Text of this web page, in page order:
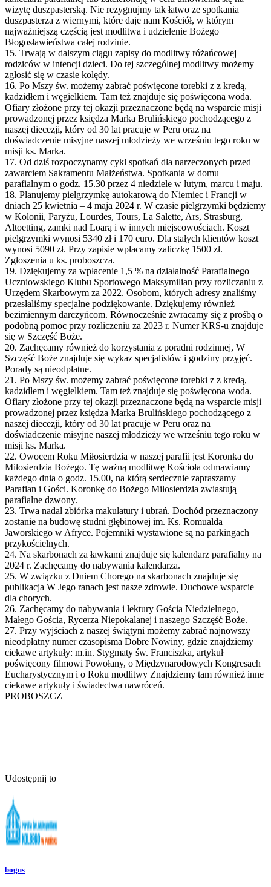
wizytę duszpasterską. Nie rezygnujmy tak łatwo ze spotkania
duszpasterza z wiernymi, które daje nam Kościół, w którym
najważniejszą częścią jest modlitwa i udzielenie Bożego
Błogosławieństwa całej rodzinie.
15. Trwają w dalszym ciągu zapisy do modlitwy różańcowej
rodziców w intencji dzieci. Do tej szczególnej modlitwy możemy
zgłosić się w czasie kolędy.
16. Po Mszy św. możemy zabrać poświęcone torebki z z kredą,
kadzidłem i węgielkiem. Tam też znajduje się poświęcona woda.
Ofiary złożone przy tej okazji przeznaczone będą na wsparcie misji
prowadzonej przez księdza Marka Brulińskiego pochodzącego z
naszej diecezji, który od 30 lat pracuje w Peru oraz na
doświadczenie misyjne naszej młodzieży we wrześniu tego roku w
misji ks. Marka.
17. Od dziś rozpoczynamy cykl spotkań dla narzeczonych przed
zawarciem Sakramentu Małżeństwa. Spotkania w domu
parafialnym o godz. 15.30 przez 4 niedziele w lutym, marcu i maju.
18. Planujemy pielgrzymkę autokarową do Niemiec i Francji w
dniach 25 kwietnia – 4 maja 2024 r. W czasie pielgrzymki będziemy
w Kolonii, Paryżu, Lourdes, Tours, La Salette, Ars, Strasburg,
Altoetting, zamki nad Loarą i w innych miejscowościach. Koszt
pielgrzymki wynosi 5340 zł i 170 euro. Dla stałych klientów koszt
wynosi 5090 zł. Przy zapisie wpłacamy zaliczkę 1500 zł.
Zgłoszenia u ks. proboszcza.
19. Dziękujemy za wpłacenie 1,5 % na działalność Parafialnego
Uczniowskiego Klubu Sportowego Maksymilian przy rozliczaniu z
Urzędem Skarbowym za 2022. Osobom, których adresy znaliśmy
przesłaliśmy specjalne podziękowanie. Dziękujemy również
bezimiennym darczyńcom. Równocześnie zwracamy się z prośbą o
podobną pomoc przy rozliczeniu za 2023 r. Numer KRS-u znajduje
się w Szczęść Boże.
20. Zachęcamy również do korzystania z poradni rodzinnej, W
Szczęść Boże znajduje się wykaz specjalistów i godziny przyjęć.
Porady są nieodpłatne.
21. Po Mszy św. możemy zabrać poświęcone torebki z z kredą,
kadzidłem i węgielkiem. Tam też znajduje się poświęcona woda.
Ofiary złożone przy tej okazji przeznaczone będą na wsparcie misji
prowadzonej przez księdza Marka Brulińskiego pochodzącego z
naszej diecezji, który od 30 lat pracuje w Peru oraz na
doświadczenie misyjne naszej młodzieży we wrześniu tego roku w
misji ks. Marka.
22. Owocem Roku Miłosierdzia w naszej parafii jest Koronka do
Miłosierdzia Bożego. Tę ważną modlitwę Kościoła odmawiamy
każdego dnia o godz. 15.00, na którą serdecznie zapraszamy
Parafian i Gości. Koronkę do Bożego Miłosierdzia zwiastują
parafialne dzwony.
23. Trwa nadal zbiórka makulatury i ubrań. Dochód przeznaczony
zostanie na budowę studni głębinowej im. Ks. Romualda
Jaworskiego w Afryce. Pojemniki wystawione są na parkingach
przykościelnych.
24. Na skarbonach za ławkami znajduje się kalendarz parafialny na
2024 r. Zachęcamy do nabywania kalendarza.
25. W związku z Dniem Chorego na skarbonach znajduje się
publikacja W Jego ranach jest nasze zdrowie. Duchowe wsparcie
dla chorych.
26. Zachęcamy do nabywania i lektury Gościa Niedzielnego,
Małego Gościa, Rycerza Niepokalanej i naszego Szczęść Boże.
27. Przy wyjściach z naszej świątyni możemy zabrać najnowszy
nieodpłatny numer czasopisma Dobre Nowiny, gdzie znajdziemy
ciekawe artykuły: m.in. Stygmaty św. Franciszka, artykuł
poświęcony filmowi Powołany, o Międzynarodowych Kongresach
Eucharystycznym i o Roku modlitwy Znajdziemy tam również inne
ciekawe artykuły i świadectwa nawróceń.
PROBOSZCZ
Udostępnij to
bogus